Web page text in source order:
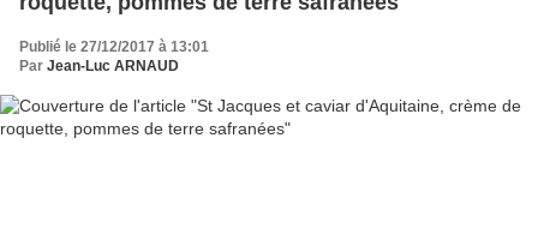
Publié le 27/12/2017 à 13:01
Par Jean-Luc ARNAUD